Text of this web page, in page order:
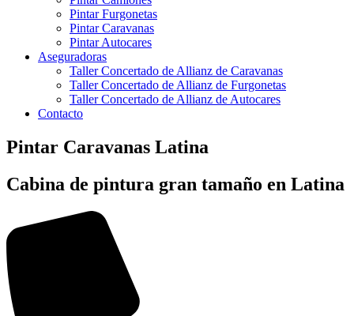
Pintar Furgonetas
Pintar Caravanas
Pintar Autocares
Aseguradoras
Taller Concertado de Allianz de Caravanas
Taller Concertado de Allianz de Furgonetas
Taller Concertado de Allianz de Autocares
Contacto
Pintar Caravanas Latina
Cabina de pintura gran tamaño en Latina